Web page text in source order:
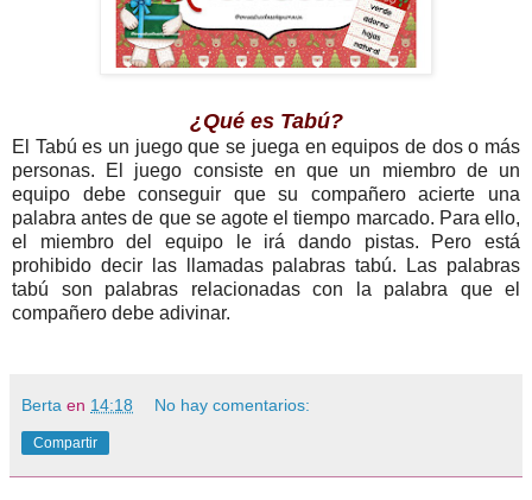
¿Qué es Tabú?
El Tabú es un juego que se juega en equipos de dos o más
personas. El juego consiste en que un miembro de un
equipo debe conseguir que su compañero acierte una
palabra antes de que se agote el tiempo marcado. Para ello,
el miembro del equipo le irá dando pistas. Pero está
prohibido decir las llamadas palabras tabú. Las palabras
tabú son palabras relacionadas con la palabra que el
compañero debe adivinar.
Berta en 14:18 No hay comentarios:
Compartir